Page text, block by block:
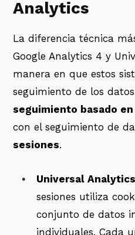
Analytics
La diferencia técnica
Google Analytics 4 y
manera en que estos
seguimiento de los
seguimiento basado
con el seguimiento de
sesiones.
Universal Analytics
sesiones utiliza
conjunto de datos
individuales. Cada